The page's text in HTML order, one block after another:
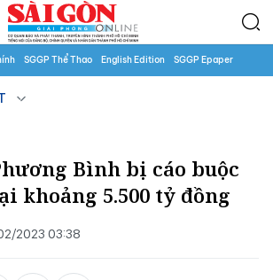
SGGP Thể Thao English Edition SGGP Epaper
Bình bị cáo buộc
khoảng 5.500 tỷ đồng
2023 03:38